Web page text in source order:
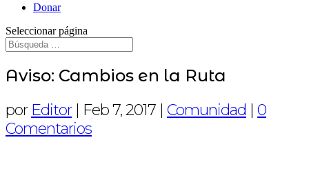
Donar
Seleccionar página
Aviso: Cambios en la Ruta
por Editor| Feb 7, 2017 | Comunidad | 0
Comentarios